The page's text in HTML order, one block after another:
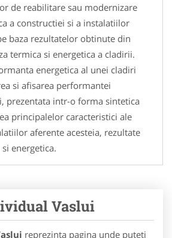
de reabilitare sau modernizare
a constructiei si a instalatiilor
baza rezultatelor obtinute din
termica si energetica a cladirii.
energetica al unei cladiri
si afisarea performantei
prezentata intr-o forma sintetica
principalelor caracteristici ale
aferente acesteia, rezultate
energetica.
Vaslui
reprezinta pagina unde puteti